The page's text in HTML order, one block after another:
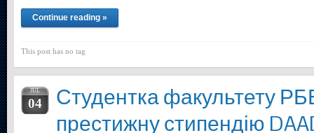
Continue reading »
This post has no tag
JUL
04
Студентка факультету
престижну стипендію